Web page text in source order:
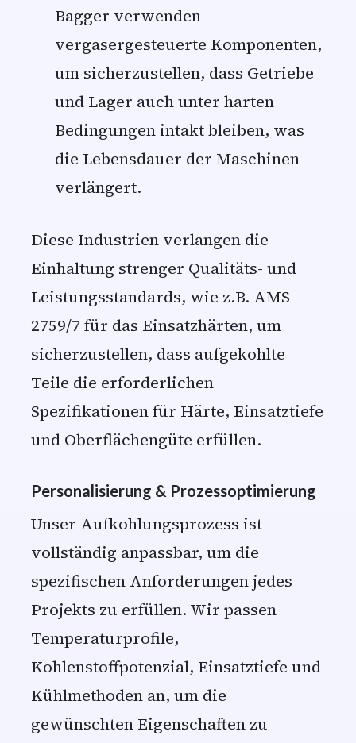
Bagger verwenden
vergasergesteuerte Komponenten,
um sicherzustellen, dass Getriebe
und Lager auch unter harten
Bedingungen intakt bleiben, was
die Lebensdauer der Maschinen
verlängert.
Diese Industrien verlangen die
Einhaltung strenger Qualitäts- und
Leistungsstandards, wie z.B. AMS
2759/7 für das Einsatzhärten, um
sicherzustellen, dass aufgekohlte
Teile die erforderlichen
Spezifikationen für Härte, Einsatztiefe
und Oberflächengüte erfüllen.
Personalisierung & Prozessoptimierung
Unser Aufkohlungsprozess ist
vollständig anpassbar, um die
spezifischen Anforderungen jedes
Projekts zu erfüllen. Wir passen
Temperaturprofile,
Kohlenstoffpotenzial, Einsatztiefe und
Kühlmethoden an, um die
gewünschten Eigenschaften zu